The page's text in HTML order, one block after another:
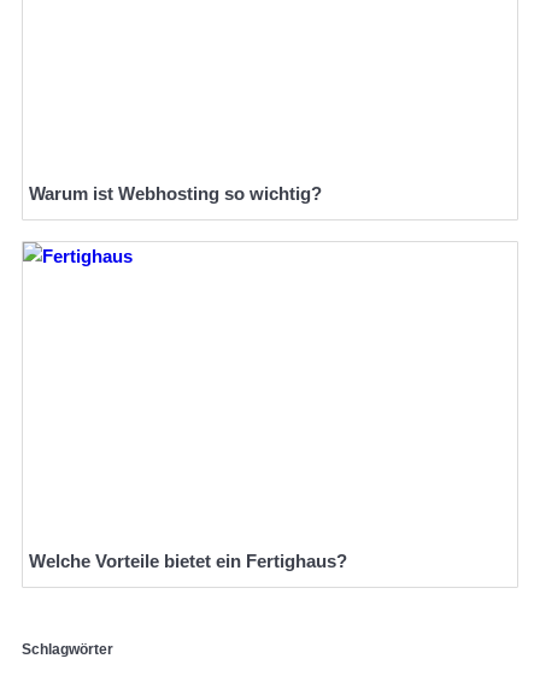
Warum ist Webhosting so wichtig?
Welche Vorteile bietet ein Fertighaus?
Schlagwörter